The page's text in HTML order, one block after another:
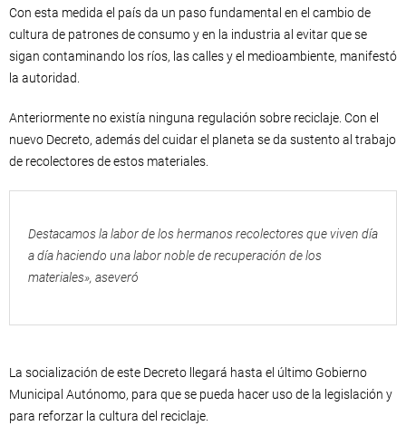
Con esta medida el país da un paso fundamental en el cambio de
cultura de patrones de consumo y en la industria al evitar que se
sigan contaminando los ríos, las calles y el medioambiente, manifestó
la autoridad.
Anteriormente no existía ninguna regulación sobre reciclaje. Con el
nuevo Decreto, además del cuidar el planeta se da sustento al trabajo
de recolectores de estos materiales.
Destacamos la labor de los hermanos recolectores que viven día
a día haciendo una labor noble de recuperación de los
materiales», aseveró
La socialización de este Decreto llegará hasta el último Gobierno
Municipal Autónomo, para que se pueda hacer uso de la legislación y
para reforzar la cultura del reciclaje.